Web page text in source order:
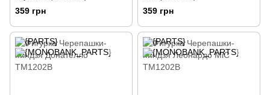
359 грн 359 грн